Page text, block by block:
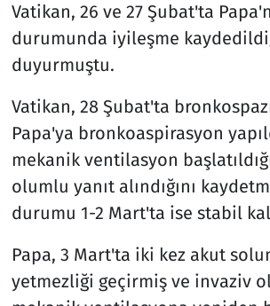
Vatikan, 26 ve 27 Şubat'ta
durumunda iyileşme
duyurmuştu.
Vatikan, 28 Şubat'ta
Papa'ya bronkoaspirasyon
mekanik ventilasyon
olumlu yanıt alındığını
durumu 1-2 Mart'ta ise stabil
Papa, 3 Mart'ta iki kez akut
yetmezliği geçirmiş ve invaziv